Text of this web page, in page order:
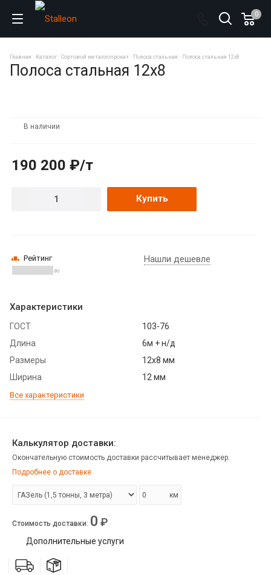
0
Главная Каталог Сортовой металлопрокат Полоса стальная Полоса стальная 12х8
Полоса стальная 12х8
В наличии
190 200 ₽/т
Купить
Рейтинг
(0)
Нашли дешевле
Характеристики
ГОСТ
103-76
Длина
6м + н/д
Размеры
12х8 мм
Ширина
12 мм
Все характеристики
Калькулятор доставки:
Окончательную стоимость доставки рассчитывает менеджер.
Подробнее о доставке
км
Стоимость доставки: 0 ₽
Дополнительные услуги